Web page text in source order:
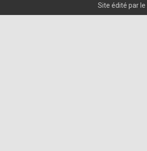
Site édité par